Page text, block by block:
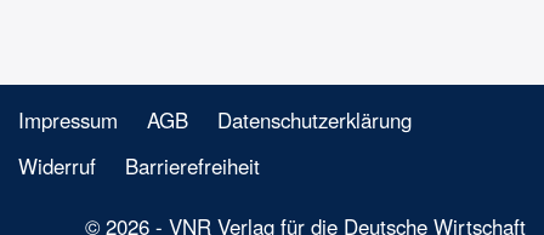
Impressum AGB
Datenschutzerklärung
Widerruf
Barrierefreiheit
© 2026 - VNR Verlag für die Deutsche Wirtschaft